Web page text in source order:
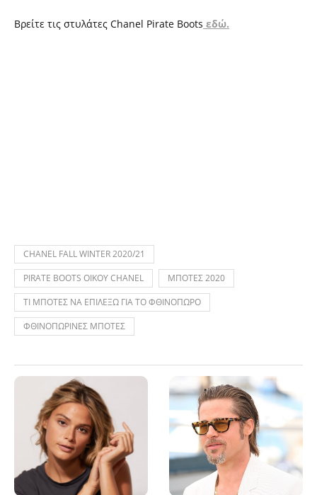
Βρείτε τις στυλάτες Chanel Pirate Boots εδώ.
CHANEL FALL WINTER 2020/21
PIRATE BOOTS ΟΙΚΟΥ CHANEL
ΜΠΟΤΕΣ 2020
ΤΙ ΜΠΟΤΕΣ ΝΑ ΕΠΙΛΕΞΩ ΓΙΑ ΤΟ ΦΘΙΝΟΠΩΡΟ
ΦΘΙΝΟΠΩΡΙΝΕΣ ΜΠΟΤΕΣ